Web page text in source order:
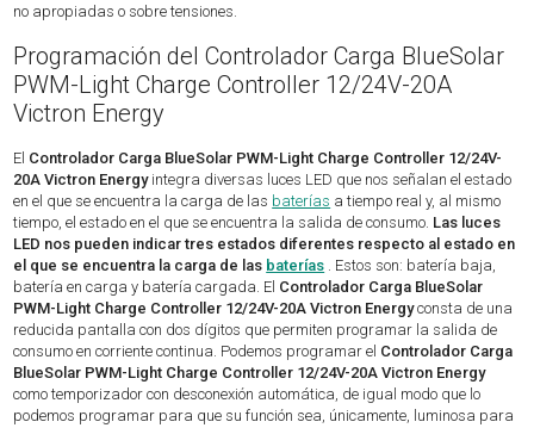
no apropiadas o sobre tensiones.
Programación del Controlador Carga BlueSolar
PWM-Light Charge Controller 12/24V-20A
Victron Energy
El Controlador Carga BlueSolar PWM-Light Charge Controller 12/24V-
20A Victron Energyintegra diversas luces LED que nos señalan el estado
en el que se encuentra la carga de las baterías a tiempo real y, al mismo
tiempo, el estado en el que se encuentra la salida de consumo. Las luces
LED nos pueden indicar tres estados diferentes respecto al estado en
el que se encuentra la carga de las baterías
. Estos son: batería baja,
batería en carga y batería cargada. El Controlador Carga BlueSolar
PWM-Light Charge Controller 12/24V-20A Victron Energyconsta de una
reducida pantalla con dos dígitos que permiten programar la salida de
consumo en corriente continua. Podemos programar el Controlador Carga
BlueSolar PWM-Light Charge Controller 12/24V-20A Victron Energy
como temporizador con desconexión automática, de igual modo que lo
podemos programar para que su función sea, únicamente, luminosa para